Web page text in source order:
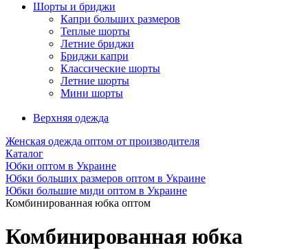
Шорты и бриджи
Капри больших размеров
Теплые шорты
Летние бриджи
Бриджи капри
Классические шорты
Летние шорты
Мини шорты
Верхняя одежда
Женская одежда оптом от производителя
Каталог
Юбки оптом в Украине
Юбки больших размеров оптом в Украине
Юбки большие миди оптом в Украине
Комбинированная юбка оптом
Комбинированная юбка